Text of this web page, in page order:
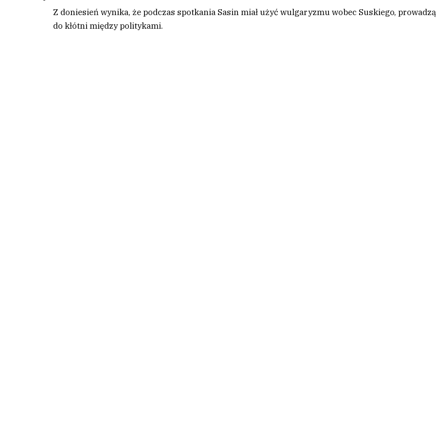
Z doniesień wynika, że podczas spotkania Sasin miał użyć wulgaryzmu wobec Suskiego,
do kłótni między politykami.